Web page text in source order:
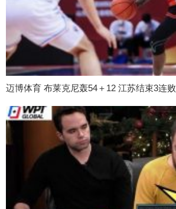
迈博体育 布莱克尼轰54＋12 江苏结束3连败